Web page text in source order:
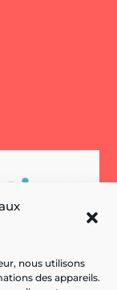
nous utilisons
des appareils.